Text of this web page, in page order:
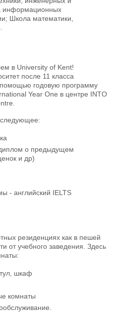
информационных
Школа математики,
в University of Kent!
после 11 класса
годовую программу
Year One в центре INTO
следующее:
диплом о предыдущем
и др)
- английский IELTS
резиденциях как в пешей
от учебного заведения. Здесь
шкаф
комнаты